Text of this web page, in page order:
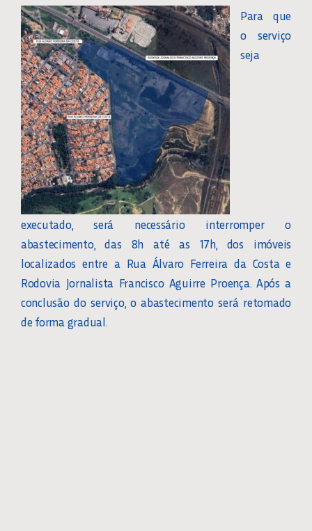
Para que
o serviço
seja
executado, será necessário interromper o
abastecimento, das 8h até as 17h, dos imóveis
localizados entre a Rua Álvaro Ferreira da Costa e
Rodovia Jornalista Francisco Aguirre Proença. Após a
conclusão do serviço, o abastecimento será retomado
de forma gradual.